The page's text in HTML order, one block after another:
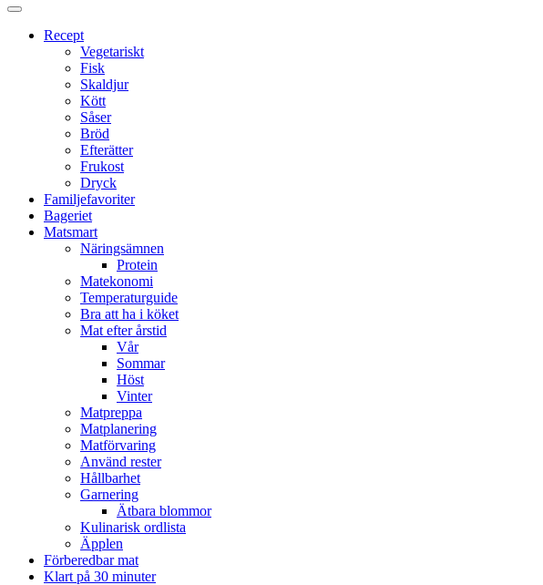
Proppmätt
Recept
Vegetariskt
Fisk
Skaldjur
Kött
Såser
Bröd
Efterätter
Frukost
Dryck
Familjefavoriter
Bageriet
Matsmart
Näringsämnen
Protein
Matekonomi
Temperaturguide
Bra att ha i köket
Mat efter årstid
Vår
Sommar
Höst
Vinter
Matpreppa
Matplanering
Matförvaring
Använd rester
Hållbarhet
Garnering
Ätbara blommor
Kulinarisk ordlista
Äpplen
Förberedbar mat
Klart på 30 minuter